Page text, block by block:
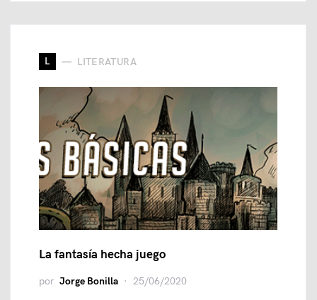
L LITERATURA
La fantasía hecha juego
por Jorge Bonilla 25/06/2020